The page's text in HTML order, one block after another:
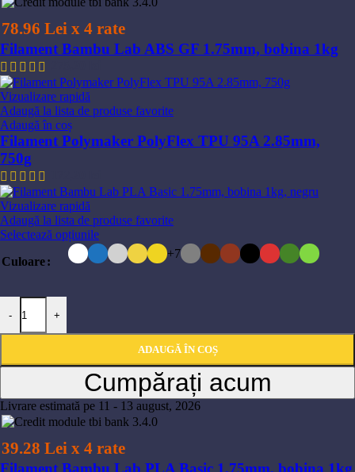
78.96 Lei x 4 rate
Filament Bambu Lab ABS GF 1.75mm, bobina 1kg
Vizualizare rapidă
Adaugă la lista de produse favorite
Adaugă în coș
Filament Polymaker PolyFlex TPU 95A 2.85mm,
750g
Vizualizare rapidă
Adaugă la lista de produse favorite
Selectează opțiunileAcest
produs
are
pot
alese
în
pagina
produsului.
Culoare
+7
-
Cantitate Filament Bambu Lab PLA Basic 1.75mm, bobina 1kg
+
ADAUGĂ ÎN COȘ
Cumpărați acum
Livrare estimată pe 11 - 13 august, 2026
39.28 Lei x 4 rate
Filament Bambu Lab PLA Basic 1.75mm, bobina 1kg